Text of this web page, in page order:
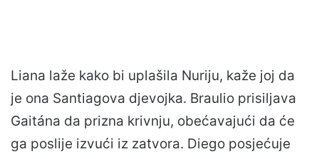
Liana laže kako bi uplašila Nuriju, kaže joj da
je ona Santiagova djevojka. Braulio prisiljava
Gaitána da prizna krivnju, obećavajući da će
ga poslije izvući iz zatvora. Diego posjećuje